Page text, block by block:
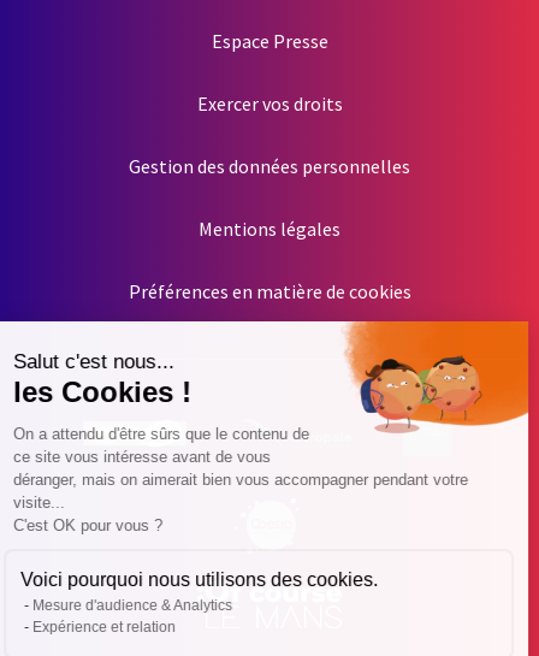
Espace Presse
Exercer vos droits
Gestion des données personnelles
Mentions légales
Préférences en matière de cookies
Salut c'est nous...
les Cookies !
On a attendu d'être sûrs que le contenu de
ce site vous intéresse avant de vous
déranger, mais on aimerait bien vous accompagner pendant votre
visite...
C'est OK pour vous ?
Voici pourquoi nous utilisons des cookies.
Mesure d'audience & Analytics
Expérience et relation